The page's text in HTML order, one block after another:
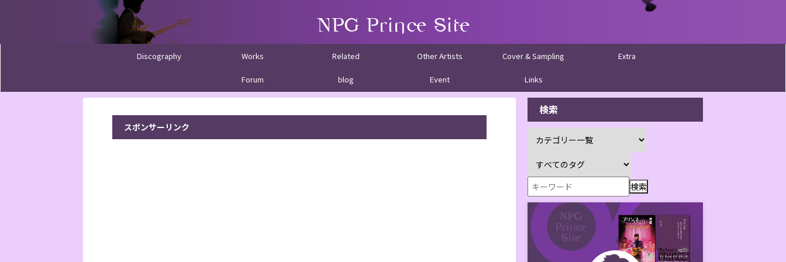
Discography Works Related Other Artists Cover & Sampling Extra
Forum blog Event Links
スポンサーリンク
検索